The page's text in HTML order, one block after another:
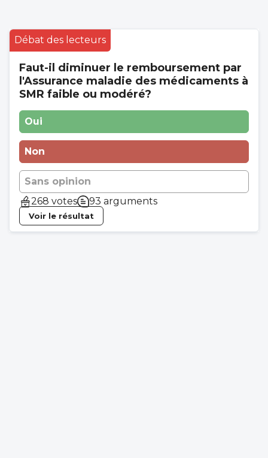
Débat des lecteurs
Faut-il diminuer le remboursement par
l'Assurance maladie des médicaments à
SMR faible ou modéré?
Oui
Non
Sans opinion
268 votes
93 arguments
Voir le résultat